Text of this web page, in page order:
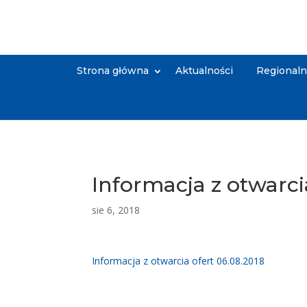
Strona główna Aktualności
Informacja z
sie 6, 2018
Informacja z otwarcia ofert 06.08.2018